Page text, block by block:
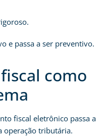
e passa a ser preventivo.
como
fiscal eletrônico passa a
operação tributária.